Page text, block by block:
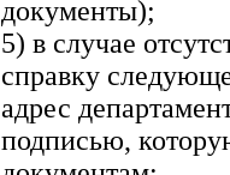
документы);
5) в случае
справку
адрес
подписью,